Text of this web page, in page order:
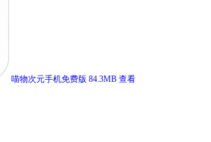
喵物次元手机免费版 84.3MB 查看